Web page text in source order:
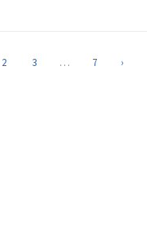
2 3 … 7 ›